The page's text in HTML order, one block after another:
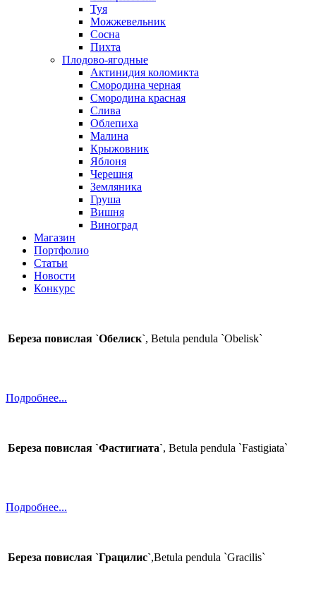
Туя
Можжевельник
Сосна
Пихта
Плодово-ягодные
Актинидия коломикта
Смородина черная
Смородина красная
Слива
Облепиха
Малина
Крыжовник
Яблоня
Черешня
Земляника
Груша
Вишня
Виноград
Магазин
Портфолио
Статьи
Новости
Конкурс
Береза повислая `Обелиск`, Betula pendula `Obelisk`
Подробнее...
Береза повислая `Фастигиата`, Betula pendula `Fastigiata`
Подробнее...
Береза повислая `Грацилис`,Betula pendula `Gracilis`